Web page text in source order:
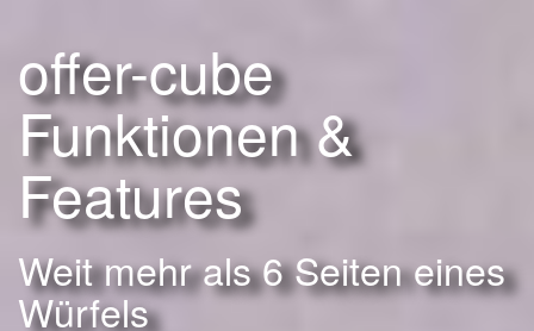
offer-cube
Funktionen &
Features
Weit mehr als 6 Seiten eines
Würfels